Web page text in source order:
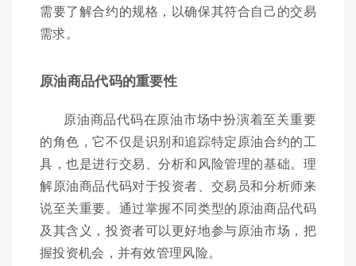
需要了解合约的规格，以确保其符合自己的交易
需求。
原油商品代码的重要性
原油商品代码在原油市场中扮演着至关重要
的角色，它不仅是识别和追踪特定原油合约的工
具，也是进行交易、分析和风险管理的基础。理
解原油商品代码对于投资者、交易员和分析师来
说至关重要。通过掌握不同类型的原油商品代码
及其含义，投资者可以更好地参与原油市场，把
握投资机会，并有效管理风险。